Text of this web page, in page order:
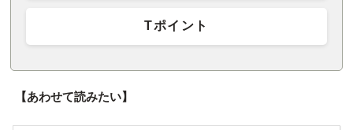
Tポイント
【あわせて読みたい】